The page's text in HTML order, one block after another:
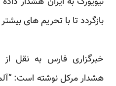
بازگردد تا با تحریم های
خبرگزاری فارس به نقل از
هشدار مرکل نوشته است: